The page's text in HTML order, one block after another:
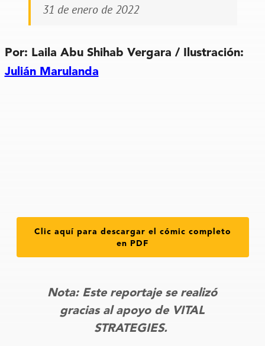
31 de enero de 2022
Por: Laila Abu Shihab Vergara / Ilustración:
Julián Marulanda
Clic aquí para descargar el cómic completo
en PDF
Nota: Este reportaje se realizó
gracias al apoyo de VITAL
STRATEGIES.